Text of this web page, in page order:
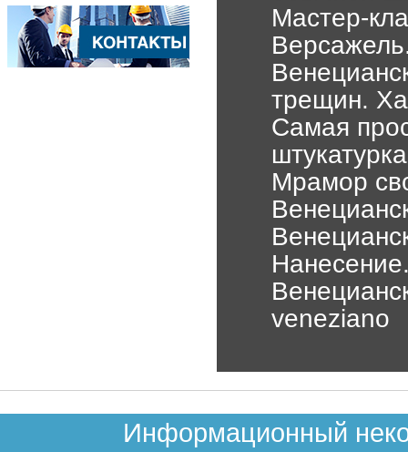
Мастер-
трещин.
Самая
Мрамор
veneziano
Информационный